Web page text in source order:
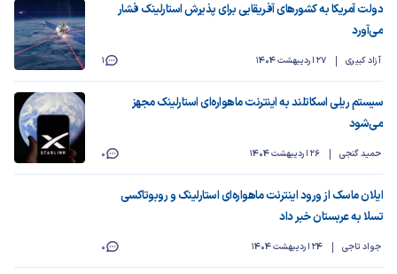
دولت آمریکا به کشورهای آفریقایی برای پذیرش استارلینک فشار
می‌آورد
آزاد کبیری 1 27 اردیبهشت 1404
سیستم ریلی اسکاتلند به اینترنت ماهواره‌ای استارلینک مجهز
می‌شود
حمید گنجی 0 26 اردیبهشت 1404
ایلان ماسک از ورود اینترنت ماهواره‌ای استارلینک و روبوتاکسی
تسلا به عربستان خبر داد
جواد تاجی 0 24 اردیبهشت 1404